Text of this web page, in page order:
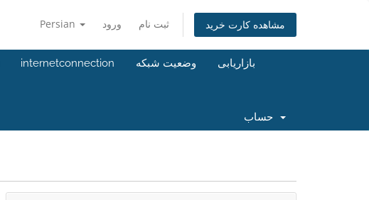
Persian ورود ثبت نام مشاهده کارت خرید
internetconnection وضعیت شبکه بازاریابی